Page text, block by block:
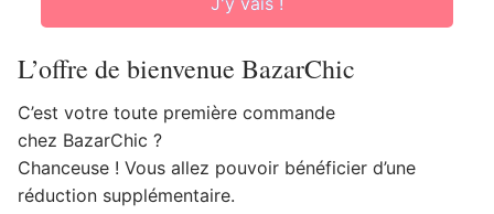
L’offre de bienvenue BazarChic
C’est votre toute première commande
chez BazarChic ?
Chanceuse ! Vous allez pouvoir bénéficier d’une
réduction supplémentaire.